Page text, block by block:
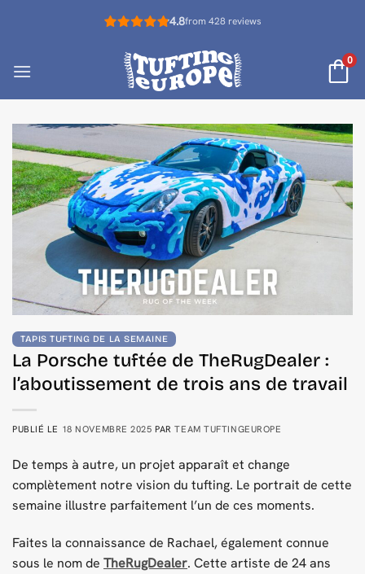
4.8from 428 reviews
0
TAPIS TUFTING DE LA SEMAINE
La Porsche tuftée de TheRugDealer :
l’aboutissement de trois ans de travail
PUBLIÉ LE 18 NOVEMBRE 2025 PARTEAM TUFTINGEUROPE
De temps à autre, un projet apparaît et change
complètement notre vision du tufting. Le portrait de cette
semaine illustre parfaitement l’un de ces moments.
Faites la connaissance de Rachael, également connue
sous le nom de TheRugDealer. Cette artiste de 24 ans